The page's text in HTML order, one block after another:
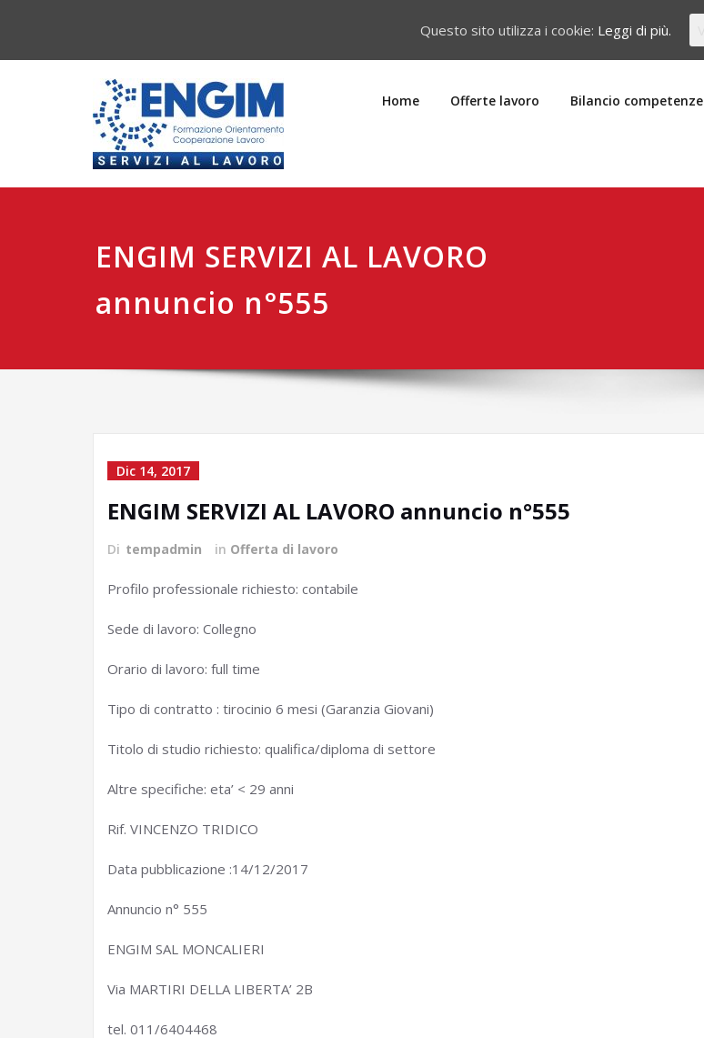
Home Offerte lavoro Bilancio competenze
ENGIM SERVIZI AL LAVORO
annuncio n°555
Dic 14, 2017
ENGIM SERVIZI AL LAVORO annuncio n°555
Di tempadmin in Offerta di lavoro
Profilo professionale richiesto: contabile
Sede di lavoro: Collegno
Orario di lavoro: full time
Tipo di contratto : tirocinio 6 mesi (Garanzia Giovani)
Titolo di studio richiesto: qualifica/diploma di settore
Altre specifiche: eta’ < 29 anni
Rif. VINCENZO TRIDICO
Data pubblicazione :14/12/2017
Annuncio n° 555
ENGIM SAL MONCALIERI
Via MARTIRI DELLA LIBERTA’ 2B
tel. 011/6404468
Questo sito utilizza i cookie: Leggi di più.